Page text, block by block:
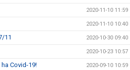
2020-11-10 11:59
2020-11-10 10:40
11 2020-10-30 09:40
2020-10-23 10:57
Covid-19! 2020-09-10 10:59